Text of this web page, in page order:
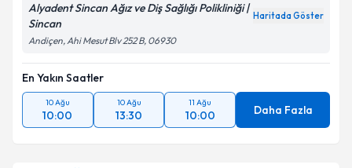
Alyadent Sincan Ağız ve Diş Sağlığı Polikliniği |
Sincan
Haritada Göster
Andiçen, Ahi Mesut Blv 252 B, 06930
En Yakın Saatler
10 Ağu
10:00
10 Ağu
13:30
11 Ağu
10:00 Daha Fazla